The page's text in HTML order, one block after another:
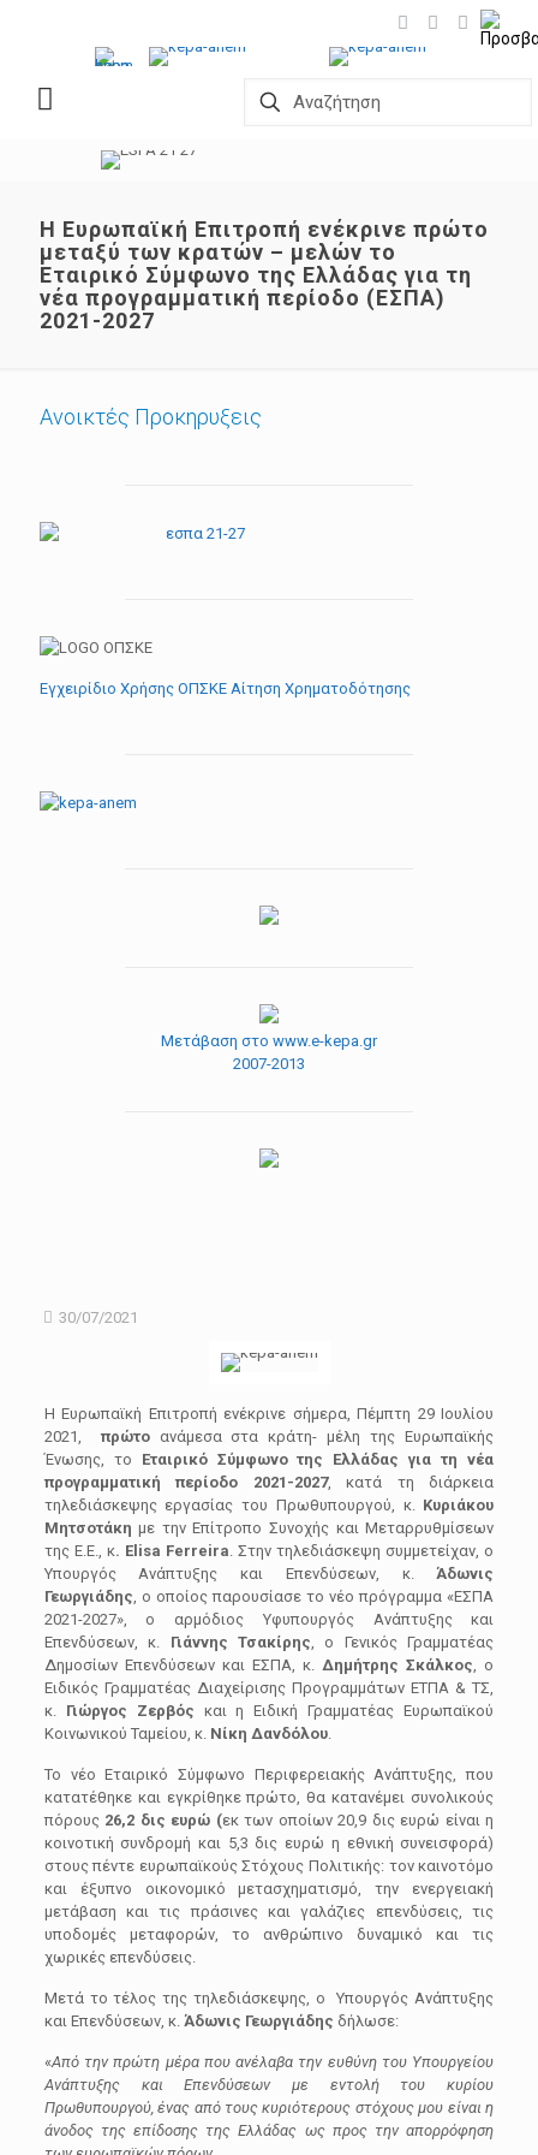
H Ευρωπαϊκή Επιτροπή ενέκρινε πρώτο
μεταξύ των κρατών – μελών το
Εταιρικό Σύμφωνο της Ελλάδας για τη
νέα προγραμματική περίοδο (ΕΣΠΑ)
2021-2027
30/07/2021
Η Ευρωπαϊκή Επιτροπή ενέκρινε σήμερα, Πέμπτη 29 Ιουλίου
2021, πρώτοανάμεσα στα κράτη- μέλη της Ευρωπαϊκής
Ένωσης, το Εταιρικό Σύμφωνο της Ελλάδας για τη νέα
προγραμματική περίοδο 2021-2027, κατά τη διάρκεια
τηλεδιάσκεψης εργασίας του Πρωθυπουργού, κ. Κυριάκου
Μητσοτάκη με την Επίτροπο Συνοχής και Μεταρρυθμίσεων
της Ε.Ε., κ. Elisa Ferreira. Στην τηλεδιάσκεψη συμμετείχαν, ο
Υπουργός Ανάπτυξης και Επενδύσεων, κ.Άδωνις
Γεωργιάδης, ο οποίος παρουσίασε το νέο πρόγραμμα «ΕΣΠΑ
2021-2027», ο αρμόδιος Υφυπουργός Ανάπτυξης και
Επενδύσεων, κ. Γιάννης Τσακίρης, ο Γενικός Γραμματέας
Δημοσίων Επενδύσεων και ΕΣΠΑ, κ.Δημήτρης Σκάλκος, ο
Ειδικός Γραμματέας Διαχείρισης Προγραμμάτων ΕΤΠΑ & ΤΣ,
κ. Γιώργος Ζερβός και η Ειδική Γραμματέας Ευρωπαϊκού
Κοινωνικού Ταμείου, κ. Νίκη Δανδόλου.
Το νέο Εταιρικό Σύμφωνο Περιφερειακής Ανάπτυξης, που
κατατέθηκε και εγκρίθηκε πρώτο, θα κατανέμει συνολικούς
πόρους 26,2 δις ευρώ (εκ των οποίων 20,9 δις ευρώ είναι η
κοινοτική συνδρομή και 5,3 δις ευρώ η εθνική συνεισφορά)
στους πέντε ευρωπαϊκούς Στόχους Πολιτικής: τον καινοτόμο
και έξυπνο οικονομικό μετασχηματισμό, την ενεργειακή
μετάβαση και τις πράσινες και γαλάζιες επενδύσεις, τις
υποδομές μεταφορών, το ανθρώπινο δυναμικό και τις
χωρικές επενδύσεις.
Μετά το τέλος της τηλεδιάσκεψης, ο Υπουργός Ανάπτυξης
και Επενδύσεων, κ. Άδωνις Γεωργιάδης δήλωσε:
«Από την πρώτη μέρα που ανέλαβα την ευθύνη του Υπουργείου
Ανάπτυξης και Επενδύσεων με εντολή του κυρίου
Πρωθυπουργού, ένας από τους κυριότερους στόχους μου είναι η
άνοδος της επίδοσης της Ελλάδας ως προς την απορρόφηση
Ανοικτές Προκηρυξεις
Εγχειρίδιο Χρήσης ΟΠΣΚΕ Αίτηση Χρηματοδότησης
Μετάβαση στο www.e-kepa.gr
2007-2013